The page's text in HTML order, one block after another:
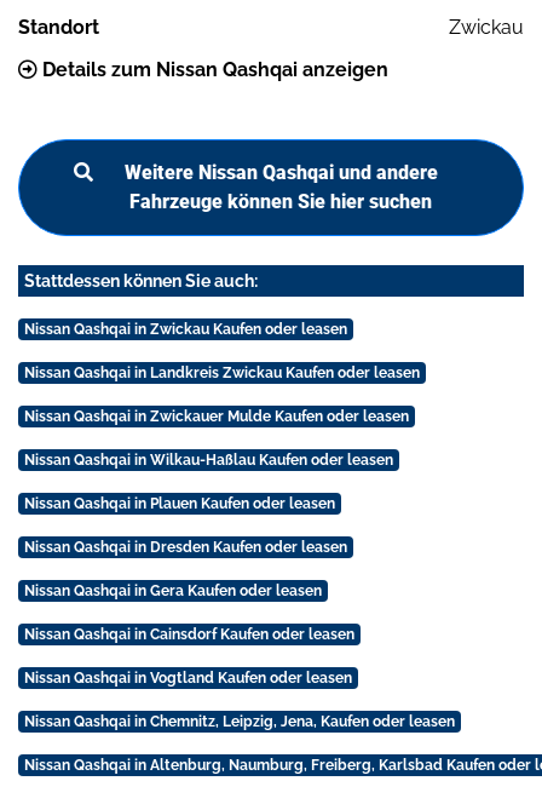
Standort
Zwickau
Details zum Nissan Qashqai anzeigen
Weitere Nissan Qashqai und andere
Fahrzeuge können Sie hier suchen
Stattdessen können Sie auch:
Nissan Qashqai in Zwickau Kaufen oder leasen
Nissan Qashqai in Landkreis Zwickau Kaufen oder leasen
Nissan Qashqai in Zwickauer Mulde Kaufen oder leasen
Nissan Qashqai in Wilkau-Haßlau Kaufen oder leasen
Nissan Qashqai in Plauen Kaufen oder leasen
Nissan Qashqai in Dresden Kaufen oder leasen
Nissan Qashqai in Gera Kaufen oder leasen
Nissan Qashqai in Cainsdorf Kaufen oder leasen
Nissan Qashqai in Vogtland Kaufen oder leasen
Nissan Qashqai in Chemnitz, Leipzig, Jena, Kaufen oder leasen
Nissan Qashqai in Altenburg, Naumburg, Freiberg, Karlsbad Kaufen oder